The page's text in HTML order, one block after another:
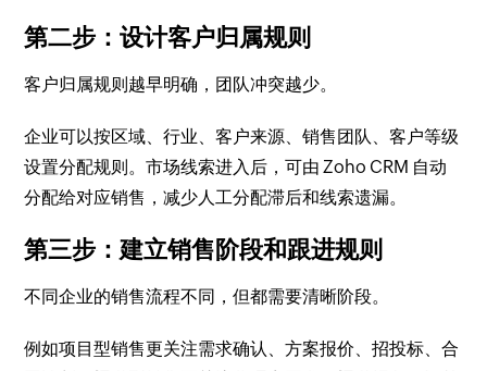
第二步：设计客户归属规则
客户归属规则越早明确，团队冲突越少。
企业可以按区域、行业、客户来源、销售团队、客户等级
设置分配规则。市场线索进入后，可由 Zoho CRM 自动
分配给对应销售，减少人工分配滞后和线索遗漏。
第三步：建立销售阶段和跟进规则
不同企业的销售流程不同，但都需要清晰阶段。
例如项目型销售更关注需求确认、方案报价、招投标、合